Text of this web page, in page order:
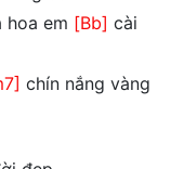
hoa em [Bb] cài
chín nắng vàng